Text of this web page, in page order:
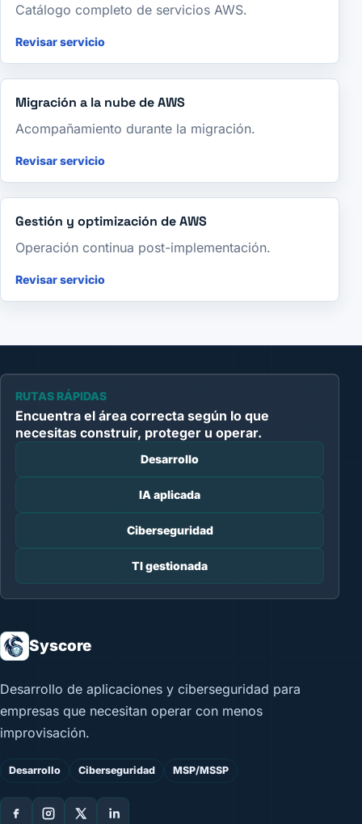
Catálogo completo de servicios AWS.
Revisar servicio
Migración a la nube de AWS
Acompañamiento durante la migración.
Revisar servicio
Gestión y optimización de AWS
Operación continua post-implementación.
Revisar servicio
RUTAS RÁPIDAS
Encuentra el área correcta según lo que
necesitas construir, proteger u operar.
Desarrollo
IA aplicada
Ciberseguridad
TI gestionada
Syscore
Desarrollo de aplicaciones y ciberseguridad para
empresas que necesitan operar con menos
improvisación.
Desarrollo Ciberseguridad MSP/MSSP